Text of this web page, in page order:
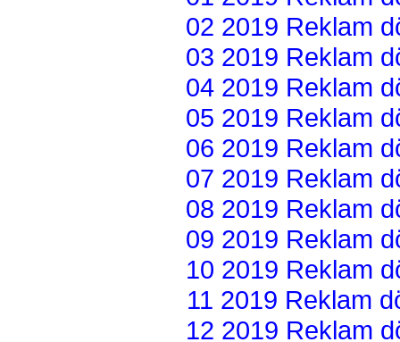
02 2019 Reklam
03 2019 Reklam
04 2019 Reklam
05 2019 Reklam
06 2019 Reklam
07 2019 Reklam
08 2019 Reklam
09 2019 Reklam
10 2019 Reklam
11 2019 Reklam
12 2019 Reklam